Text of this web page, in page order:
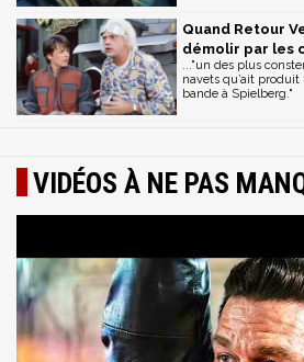
Quand Retour
démolir par les
..."un des plus
navets qu’ait produit
bande à Spielberg."
VIDÉOS À NE PAS